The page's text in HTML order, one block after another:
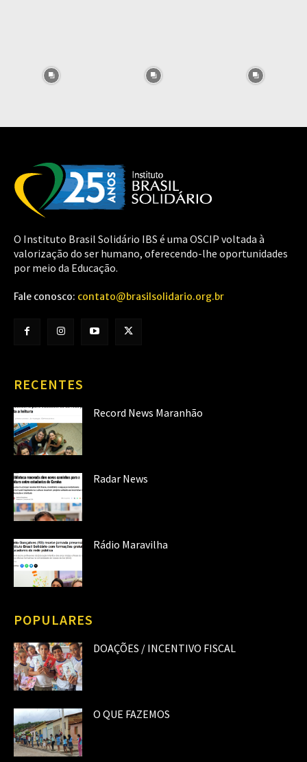
O Instituto Brasil Solidário IBS é uma OSCIP voltada à
valorização do ser humano, oferecendo-lhe oportunidades
por meio da Educação.
Fale conosco: contato@brasilsolidario.org.br
RECENTES
Record News Maranhão
Radar News
Rádio Maravilha
POPULARES
DOAÇÕES / INCENTIVO FISCAL
O QUE FAZEMOS